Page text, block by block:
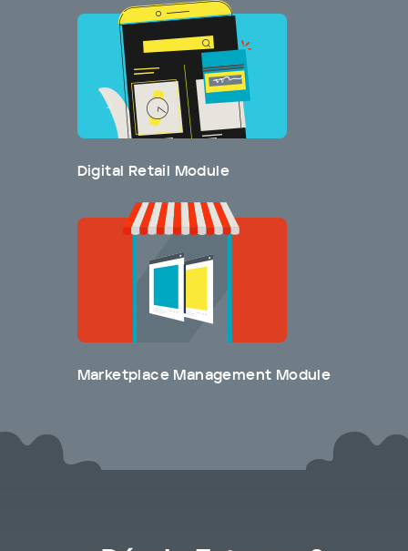
Digital Retail Module
Marketplace Management Module